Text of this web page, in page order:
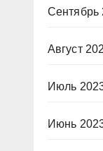
Сентябрь
Август
Июль
Июнь